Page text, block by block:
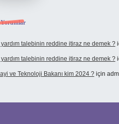
talebinin reddine itiraz ne demek ?
talebinin reddine itiraz ne demek ?
ve Teknoloji Bakanı kim 2024 ?için